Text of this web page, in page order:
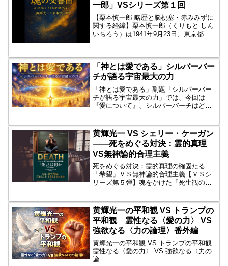
一郎」VSシリーズ第１回
【栗本慎一郎 略歴と脳梗塞・赤みみずに
関する経緯】栗本慎一郎（くりもと しん
いちろう）は1941年9月23日、東京都生
人類学や文明論を中心に研究を展開。独
自の思索と表現...
「神とは愛である」シルバーバー
チが語る宇宙最大の力
「神とは愛である」副題「シルバーバー
チが語る宇宙最大の力」では、今回は
『愛について』、シルバーバーチはどう
の祈り」から、その部分を朗読します。
そして、いつものように、チ...
黄輝光一 VS シェリー・ケーガン
――死をめぐる対決：霊的真理
VS無神論的合理主義
死をめぐる対決：霊的真理の確固たる
「希望」ＶＳ無神論的合理主義【ＶＳシ
リーズ第５弾】魂をかけた「死生観の激
死後には何があるのか。死んだら人はど
うなるのか。 これは人類の...
黄輝光一の平和観 VS トランプの
平和観 霊性なる〈愛の力〉 VS
強欲なる〈力の論理〉番外編
黄輝光一の平和観 VS トランプの平和観
霊性なる〈愛の力〉 VS 強欲なる〈力の
論